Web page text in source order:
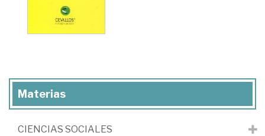
Materias
CIENCIAS SOCIALES